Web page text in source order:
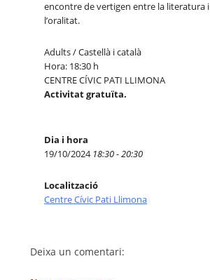
encontre de vertigen entre la literatura i
l’oralitat.
Adults / Castellà i català
Hora: 18:30 h
CENTRE CÍVIC PATI LLIMONA
Activitat gratuïta.
Dia i hora
19/10/2024 18:30 - 20:30
Localització
Centre Cívic Pati Llimona
Deixa un comentari: